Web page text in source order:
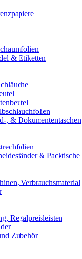
& Etiketten
, & Dokumententaschen
& Packtische
Verbrauchsmaterial
Regalpreisleisten
Zubehör